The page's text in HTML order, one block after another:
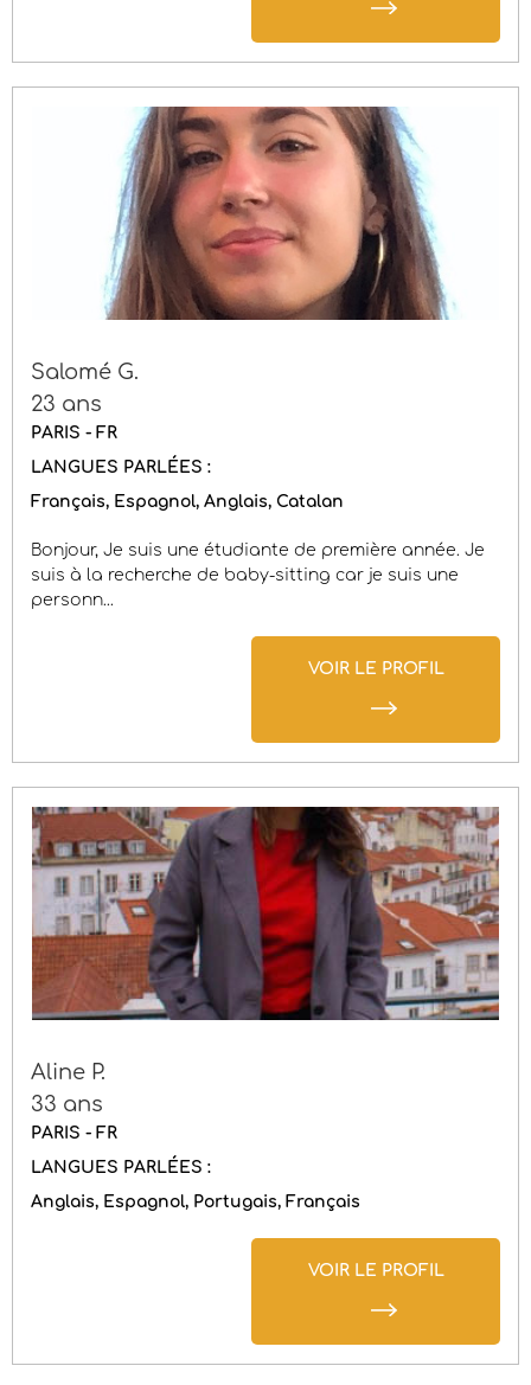
Salomé G.
23 ans
PARIS - FR
LANGUES PARLÉES :
Français
Espagnol Anglais Catalan
Bonjour, Je suis une étudiante de première année. Je
suis à la recherche de baby-sitting car je suis une
personn...
VOIR LE PROFIL
Aline P.
33 ans
PARIS - FR
LANGUES PARLÉES :
Anglais
Espagnol Portugais Français
VOIR LE PROFIL